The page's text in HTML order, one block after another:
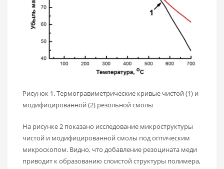
Рисунок 1. Термогравиметрические кривые чистой (1) и
модифицированной (2) резольной смолы
На рисунке 2 показано исследование микроструктуры
чистой и модифицированной смолы под оптическим
микроскопом. Видно, что добавление резоцината меди
приводит к образованию слоистой структуры полимера,